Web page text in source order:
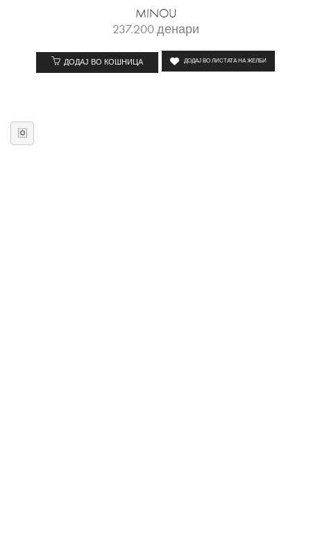
MINOU
237.200денари
ДОДАЈ ВО КОШНИЦА ДОДАЈ ВО ЛИСТАТА НА ЖЕЛБИ